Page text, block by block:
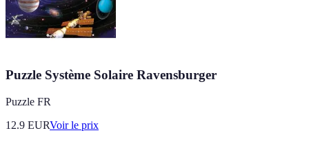
Puzzle Système Solaire Ravensburger
Puzzle FR
12.9 EURVoir le prix